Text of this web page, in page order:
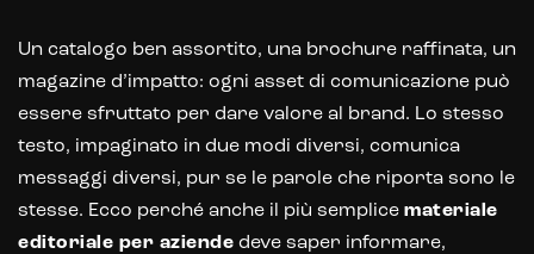
Un catalogo ben assortito, una brochure raffinata, un
magazine d’impatto: ogni asset di comunicazione può
essere sfruttato per dare valore al brand. Lo stesso
testo, impaginato in due modi diversi, comunica
messaggi diversi, pur se le parole che riporta sono le
stesse. Ecco perché anche il più semplice materiale
editoriale per aziende deve saper informare,